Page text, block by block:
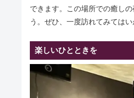
できます。この場所での癒し
う。ぜひ、一度訪れてみてはい
楽しいひとときを